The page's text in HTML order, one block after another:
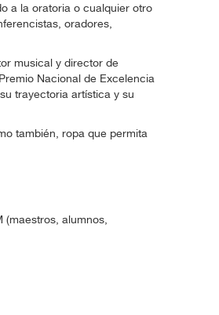
a la oratoria o cualquier otro
oradores,
musical y director de
Nacional de Excelencia
trayectoria artística y su
también, ropa que permita
(maestros, alumnos,